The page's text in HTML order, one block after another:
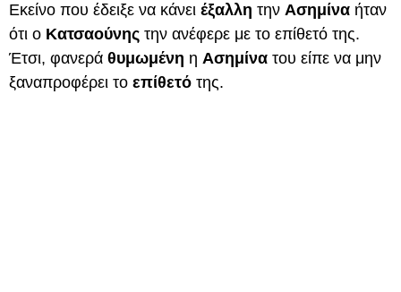
Εκείνο που έδειξε να κάνει έξαλλη την Ασημίνα ήταν
ότι ο Κατσαούνης την ανέφερε με το επίθετό της.
Έτσι, φανερά θυμωμένη η Ασημίνα του είπε να μην
ξαναπροφέρει το επίθετό της.